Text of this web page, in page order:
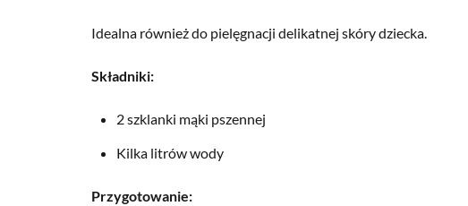
Idealna również do pielęgnacji delikatnej skóry dziecka.
Składniki:
2 szklanki mąki pszennej
Kilka litrów wody
Przygotowanie: